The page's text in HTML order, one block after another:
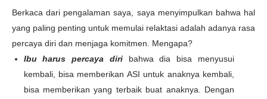
Berkaca dari pengalaman saya, saya menyimpulkan bahwa hal
yang paling penting untuk memulai relaktasi adalah adanya rasa
percaya diri dan menjaga komitmen. Mengapa?
Ibu harus percaya diri bahwa dia bisa menyusui
kembali, bisa memberikan ASI untuk anaknya kembali,
bisa memberikan yang terbaik buat anaknya. Dengan